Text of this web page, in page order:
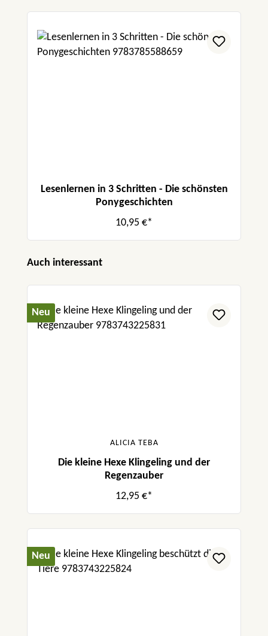
Lesenlernen in 3 Schritten - Die schönsten
Ponygeschichten
10,95 €*
Produktgalerie überspringen
Auch interessant
Neu
ALICIA TEBA
Die kleine Hexe Klingeling und der
Regenzauber
12,95 €*
Neu